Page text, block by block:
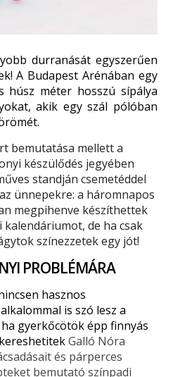
durranását egyszerűen
A Budapest Arénában egy
húsz méter hosszú sípálya
akik egy szál pólóban
bemutatása mellett a
készülődés jegyében
standján csemetéddel
ünnepekre: a háromnapos
megpihenve készíthettek
de ha csak
színezzetek egy jót!
PROBLÉMÁRA
hasznos
is szó lesz a
gyerkőcötök épp finnyás
Galló Nóra
és párperces
bemutató színpadi